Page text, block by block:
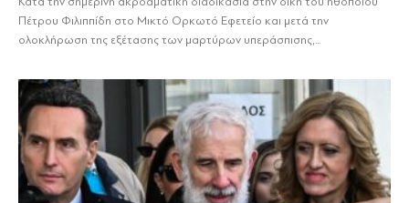
Πέτρου Φιλιππίδη στο Μικτό Ορκωτό Εφετείο και μετά την
ολοκλήρωση της εξέτασης των μαρτύρων υπεράσπισης,...